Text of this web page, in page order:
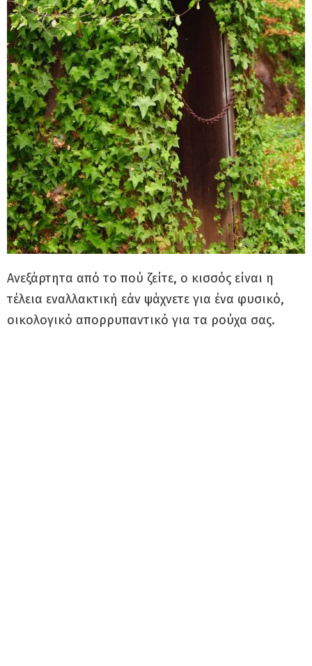
Ανεξάρτητα από το πού ζείτε, ο κισσός είναι η
τέλεια εναλλακτική εάν ψάχνετε για ένα φυσικό,
οικολογικό απορρυπαντικό για τα ρούχα σας.